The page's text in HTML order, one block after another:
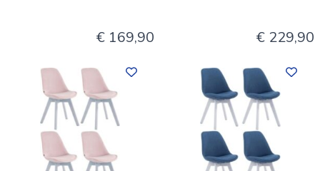
€ 169,90 € 229,90